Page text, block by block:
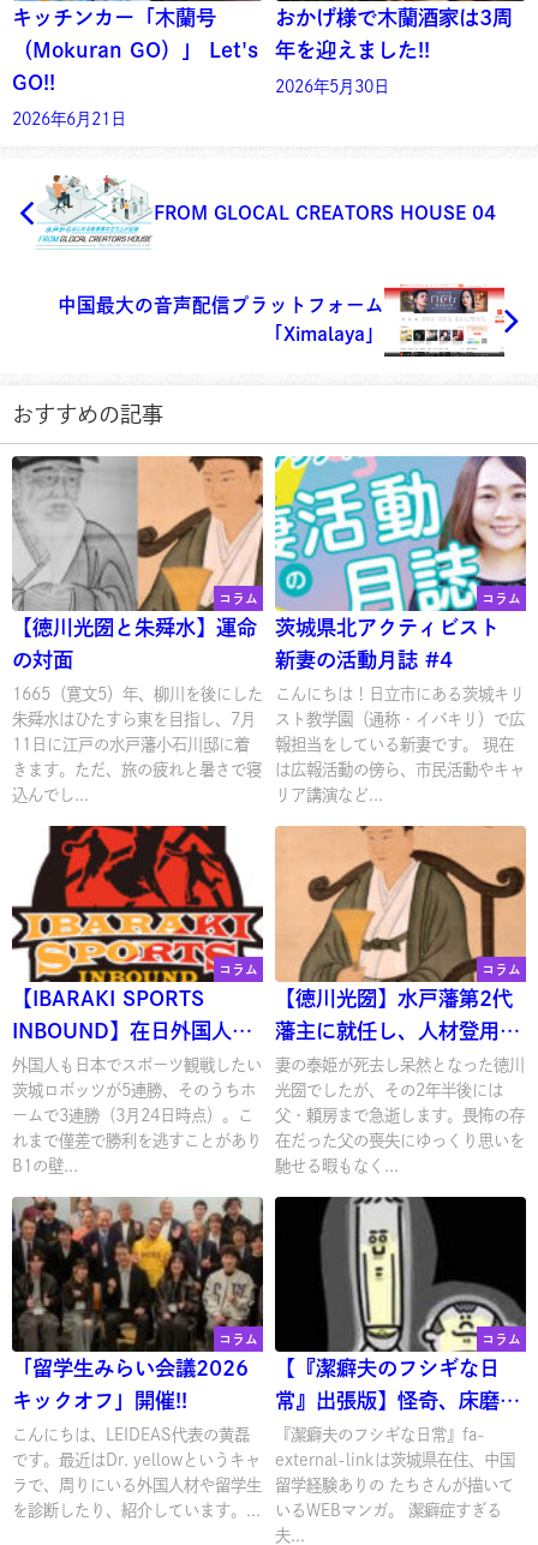
キッチンカー「木蘭号
（Mokuran GO）」 Let's
GO!!
2026年6月21日
おかげ様で木蘭酒家は3周
年を迎えました!!
2026年5月30日
FROM GLOCAL CREATORS HOUSE 04
中国最大の音声配信プラットフォーム
「Ximalaya」
おすすめの記事
コラム
【徳川光圀と朱舜水】運命
の対面
1665（寛文5）年、柳川を後にした
朱舜水はひたすら東を目指し、7月
11日に江戸の水戸藩小石川邸に着
きます。ただ、旅の疲れと暑さで寝
込んでし...
コラム
茨城県北アクティビスト
新妻の活動月誌 #4
こんにちは！日立市にある茨城キリ
スト教学園（通称・イバキリ）で広
報担当をしている新妻です。 現在
は広報活動の傍ら、市民活動やキャ
リア講演など...
コラム
【IBARAKI SPORTS
INBOUND】在日外国人向
けのスポーツプロモーショ
ンをもっと盛り上げたい！
外国人も日本でスポーツ観戦したい
茨城ロボッツが5連勝、そのうちホ
ームで3連勝（3月24日時点）。こ
れまで僅差で勝利を逃すことがあり
B1の壁...
コラム
【徳川光圀】水戸藩第2代
藩主に就任し、人材登用を
推進！
妻の泰姫が死去し呆然となった徳川
光圀でしたが、その2年半後には
父・頼房まで急逝します。畏怖の存
在だった父の喪失にゆっくり思いを
馳せる暇もなく...
コラム
「留学生みらい会議2026
キックオフ」開催!!
こんにちは、LEIDEAS代表の黄磊
です。最近はDr. yellowというキャ
ラで、周りにいる外国人材や留学生
を診断したり、紹介しています。...
コラム
【『潔癖夫のフシギな日
常』出張版】怪奇、床磨き
の地縛霊か！？
『潔癖夫のフシギな日常』fa-
external-linkは茨城県在住、中国
留学経験ありの たちさんが描いて
いるWEBマンガ。 潔癖症すぎる
夫...